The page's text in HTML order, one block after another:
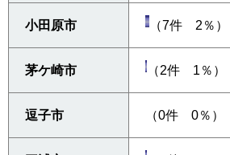
小田原市 （7件 2％）
茅ケ崎市 （2件 1％）
逗子市 （0件 0％）